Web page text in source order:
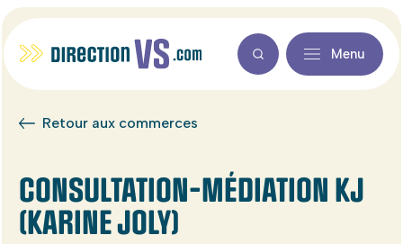
Menu
Retour aux commerces
CONSULTATION-MÉDIATION KJ
(KARINE JOLY)